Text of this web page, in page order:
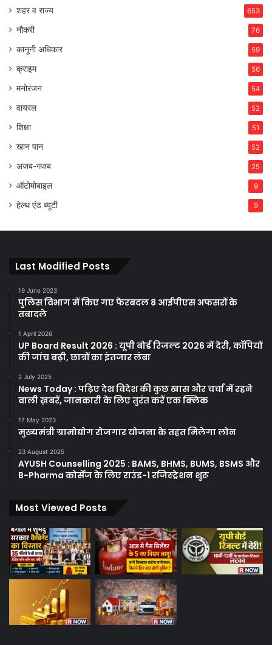
शहर व राज्य 653
नौकरी 76
कानूनी अधिकार 59
क्राइम 56
मनोरंजन 54
वायरल 52
शिक्षा 51
खान पान 52
अजब-गजब 25
ऑटोमोबाइल 9
हेल्थ एंड ब्यूटी 9
Last Modified Posts
19 June 2023
पुलिस विभाग में किए गए फेरबदल 8 आईपीएस अफसरों के
तबादले
1 April 2026
UP Board Result 2026 : यूपी बोर्ड रिजल्ट 2026 में देरी, कॉपियों
की जांच बढ़ी, छात्रों का इंतजार लंबा
2 July 2025
News Today : पढ़िए देश विदेश की कुछ खास और चर्चा में रहने
वाली ख़बरें, जानकारी के लिए तुरंत करें एक क्लिक
17 May 2023
मुख्यमंत्री ग्रामोद्योग रोजगार योजना के तहत मिलेगा लोन
23 August 2025
AYUSH Counselling 2025 : BAMS, BHMS, BUMS, BSMS और
B-Pharma कोर्सेज के लिए राउंड-1 रजिस्ट्रेशन शुरू
Most Viewed Posts